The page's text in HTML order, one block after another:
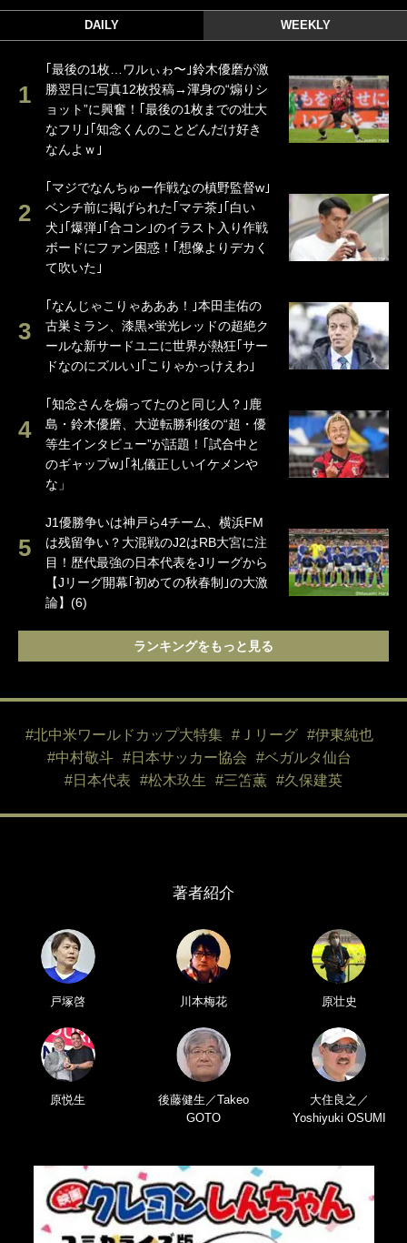
DAILY WEEKLY
｢最後の1枚…ワルぃゎ〜｣鈴木優磨が激
勝翌日に写真12枚投稿→渾身の“煽りシ
ョット”に興奮！｢最後の1枚までの壮大
なフリ｣｢知念くんのことどんだけ好き
なんよｗ｣
｢マジでなんちゅー作戦なの槙野監督w｣
ベンチ前に掲げられた｢マテ茶｣｢白い
犬｣｢爆弾｣｢合コン｣のイラスト入り作戦
ボードにファン困惑！｢想像よりデカく
て吹いた｣
｢なんじゃこりゃあああ！｣本田圭佑の
古巣ミラン、漆黒×蛍光レッドの超絶ク
ールな新サードユニに世界が熱狂｢サー
ドなのにズルい｣｢こりゃかっけえわ｣
｢知念さんを煽ってたのと同じ人？｣鹿
島・鈴木優磨、大逆転勝利後の“超・優
等生インタビュー”が話題！｢試合中と
のギャップw｣｢礼儀正しいイケメンや
な」
J1優勝争いは神戸ら4チーム、横浜FM
は残留争い？大混戦のJ2はRB大宮に注
目！歴代最強の日本代表をJリーグから
【Jリーグ開幕｢初めての秋春制｣の大激
論】(6)
ランキングをもっと見る
#北中米ワールドカップ大特集 #Ｊリーグ
#伊東純也
#中村敬斗
#日本サッカー協会
#ベガルタ仙台
#日本代表
#松木玖生 #三笘薫 #久保建英
著者紹介
戸塚啓 川本梅花 原壮史
原悦生
後藤健生／Takeo
GOTO
大住良之／
Yoshiyuki OSUMI